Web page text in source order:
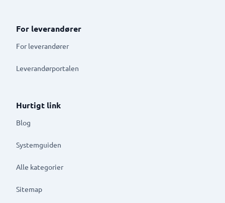
For leverandører
For leverandører
Leverandørportalen
Hurtigt link
Blog
Systemguiden
Alle kategorier
Sitemap